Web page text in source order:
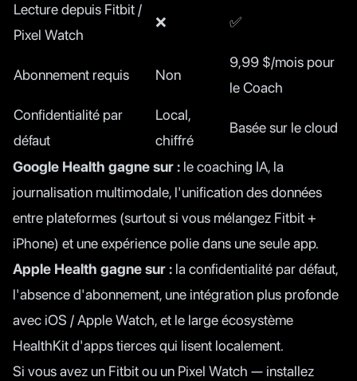
Lecture depuis Fitbit /
Pixel Watch
❌ ✅
Abonnement requis Non
9,99 $/mois pour
le Coach
Confidentialité par
défaut
Local,
chiffré
Basée sur le cloud
Google Health gagne sur : le coaching IA, la
journalisation multimodale, l'unification des données
entre plateformes (surtout si vous mélangez Fitbit +
iPhone) et une expérience polie dans une seule app.
Apple Health gagne sur : la confidentialité par défaut,
l'absence d'abonnement, une intégration plus profonde
avec iOS / Apple Watch, et le largeécosystème
HealthKitd'apps tierces qui lisent localement.
Si vous avez un Fitbit ou un Pixel Watch — installez